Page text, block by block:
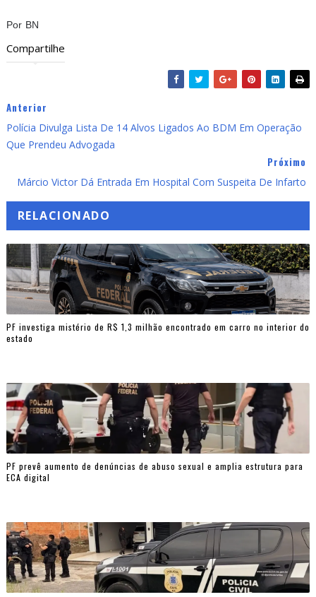
Por BN
Compartilhe
Anterior
Polícia Divulga Lista De 14 Alvos Ligados Ao BDM Em Operação
Que Prendeu Advogada
Próximo
Márcio Victor Dá Entrada Em Hospital Com Suspeita De Infarto
RELACIONADO
PF investiga mistério de R$ 1,3 milhão encontrado em carro no interior do
estado
PF prevê aumento de denúncias de abuso sexual e amplia estrutura para
ECA digital